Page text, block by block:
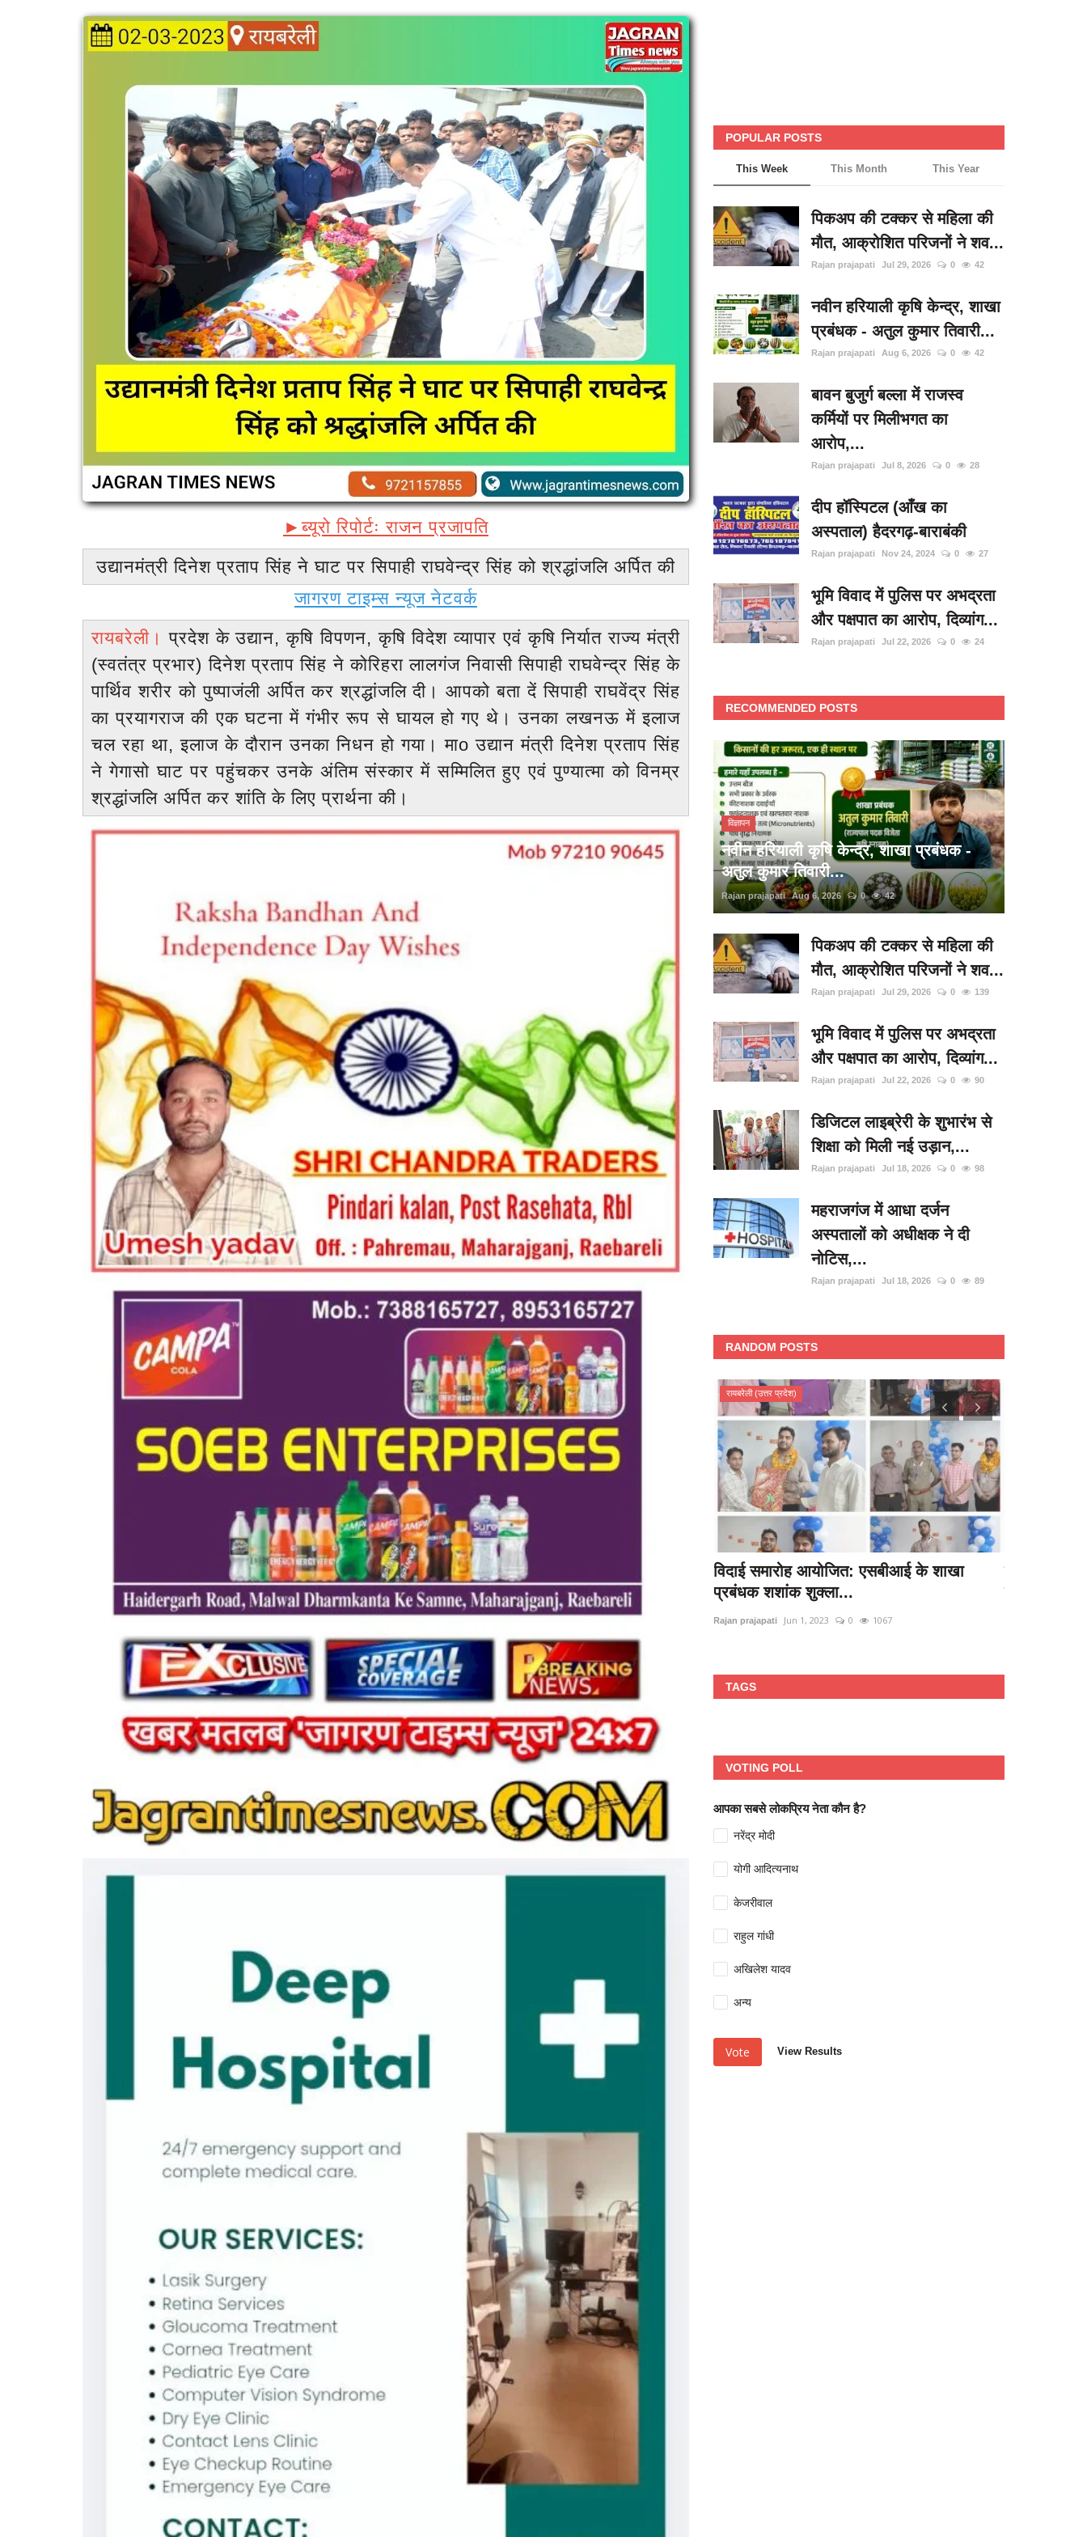
►ब्यूरो रिपोर्टः राजन प्रजापति
उद्यानमंत्री दिनेश प्रताप सिंह ने घाट पर सिपाही राघवेन्द्र सिंह को श्रद्धांजलि अर्पित की
जागरण टाइम्स न्यूज नेटवर्क
रायबरेली।प्रदेश के उद्यान, कृषि विपणन, कृषि विदेश व्यापार एवं कृषि निर्यात राज्य मंत्री
(स्वतंत्र प्रभार) दिनेश प्रताप सिंह ने कोरिहरा लालगंज निवासी सिपाही राघवेन्द्र सिंह के
पार्थिव शरीर को पुष्पाजंली अर्पित कर श्रद्धांजलि दी। आपको बता दें सिपाही राघवेंद्र सिंह
का प्रयागराज की एक घटना में गंभीर रूप से घायल हो गए थे। उनका लखनऊ में इलाज
चल रहा था, इलाज के दौरान उनका निधन हो गया। माo उद्यान मंत्री दिनेश प्रताप सिंह
ने गेगासो घाट पर पहुंचकर उनके अंतिम संस्कार में सम्मिलित हुए एवं पुण्यात्मा को विनम्र
श्रद्धांजलि अर्पित कर शांति के लिए प्रार्थना की।
POPULAR POSTS
This Week This Month This Year
पिकअप की टक्कर से महिला की
मौत, आक्रोशित परिजनों ने शव...
Rajan prajapati Jul 29, 2026 0 42
नवीन हरियाली कृषि केन्द्र, शाखा
प्रबंधक - अतुल कुमार तिवारी...
Rajan prajapati Aug 6, 2026 0 42
बावन बुजुर्ग बल्ला में राजस्व
कर्मियों पर मिलीभगत का
आरोप,...
Rajan prajapati Jul 8, 2026 0 28
दीप हॉस्पिटल (आँख का
अस्पताल) हैदरगढ़-बाराबंकी
Rajan prajapati Nov 24, 2024 0 27
भूमि विवाद में पुलिस पर अभद्रता
और पक्षपात का आरोप, दिव्यांग...
Rajan prajapati Jul 22, 2026 0 24
RECOMMENDED POSTS
विज्ञापन
नवीन हरियाली कृषि केन्द्र, शाखा प्रबंधक -
अतुल कुमार तिवारी...
Rajan prajapati Aug 6, 2026 0 42
पिकअप की टक्कर से महिला की
मौत, आक्रोशित परिजनों ने शव...
Rajan prajapati Jul 29, 2026 0 139
भूमि विवाद में पुलिस पर अभद्रता
और पक्षपात का आरोप, दिव्यांग...
Rajan prajapati Jul 22, 2026 0 90
डिजिटल लाइब्रेरी के शुभारंभ से
शिक्षा को मिली नई उड़ान,...
Rajan prajapati Jul 18, 2026 0 98
महराजगंज में आधा दर्जन
अस्पतालों को अधीक्षक ने दी
नोटिस,...
Rajan prajapati Jul 18, 2026 0 89
RANDOM POSTS
विज्ञापन
लक्ष्मीकान्त रावत (पूर्व प्रत्याशी विधानसभा बछरावां,
प्रधान...
Oct 23, 2022 0 799
रायबरेली (उत्तर प्रदेश)
सोथी गांव में आयोजित हुआ मेला व दंगल, दंगल में
पहुंचे दर्जनों...
Aug 29, 2022 0 1024
रायबरेली (उत्तर प्रदेश)
विदाई समारोह आयोजित: एसबीआई के शाखा
प्रबंधक शशांक शुक्ला...
Rajan prajapati Jun 1, 2023 0 1067
TAGS
VOTING POLL
आपका सबसे लोकप्रिय नेता कौन है?
नरेंद्र मोदी
योगी आदित्यनाथ
केजरीवाल
राहुल गांधी
अखिलेश यादव
अन्य
Vote View Results